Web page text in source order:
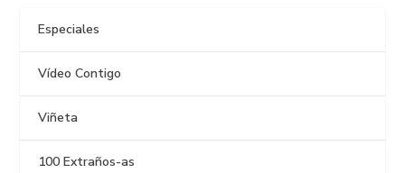
Especiales
Vídeo Contigo
Viñeta
100 Extraños-as